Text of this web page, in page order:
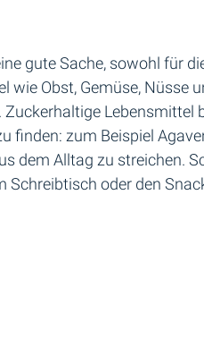
gute Sache, sowohl für
wie Obst, Gemüse,
Zuckerhaltige
finden: zum Beispiel
dem Alltag zu streichen.
Schreibtisch oder den